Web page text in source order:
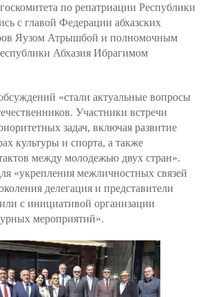
по репатриации Республики
с главой Федерации абхазских
Яузом Атрышбой и полномочным
Абхазия Ибрагимом
«стали актуальные вопросы
Участники встречи
задач, включая развитие
культуры и спорта, а также
между молодежью двух стран».
«укрепления межличностных связей
делегация и представители
с инициативой организации
мероприятий».